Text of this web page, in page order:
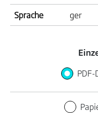
Sprache
ger